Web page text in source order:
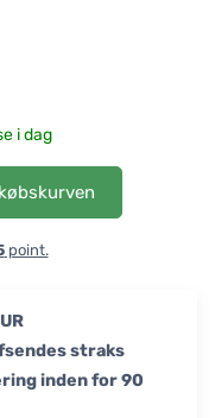
i dag
point.
straks
inden for 90